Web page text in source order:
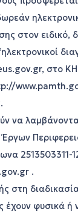
στον ειδικό,
στο
να
Έργων
2513503311-
.
στη
έχουν φυσικά ή